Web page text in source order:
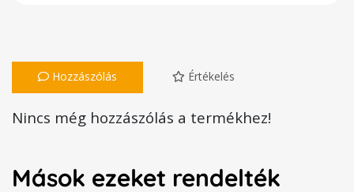
Hozzászólás Értékelés
Nincs még hozzászólás a termékhez!
Mások ezeket rendelték